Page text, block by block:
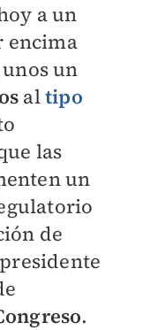
a un
encima
un
altipo
las
un
de
.